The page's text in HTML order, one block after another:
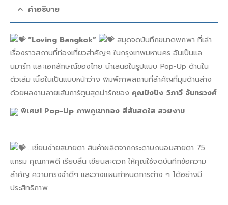
คำอธิบาย
“Loving Bangkok”
สมุดจดบันทึกขนาดพกพา ที่เล่า
เรื่องราวสถานที่ท่องเที่ยวสำคัญๆ ในกรุงเทพมหานคร อันเป็นแล
นมาร์ก และเอกลักษณ์ของไทย นำเสนอในรูปแบบ Pop-Up ด้านใน
ตัวเล่ม เนื้อในเป็นแบบหน้าว่าง พิมพ์ภาพสถานที่สำคัญที่มุมด้านล่าง
ด้วยผลงานลายเส้นการ์ตูนสุดน่ารักของ คุณปังปัง วิภาวี จันทรวงศ์
พิเศษ! Pop-Up ภาพภูเขาทอง สีสันสดใส สวยงาม
…เขียนง่ายสบายตา สินค้าผลิตจากกระดาษถนอมสายตา 75
แกรม คุณภาพดี เรียบลื่น เขียนสะดวก ให้คุณใช้จดบันทึกข้อความ
สำคัญ ความทรงจำดีๆ และวางแผนกำหนดการต่าง ๆ ได้อย่างมี
ประสิทธิภาพ